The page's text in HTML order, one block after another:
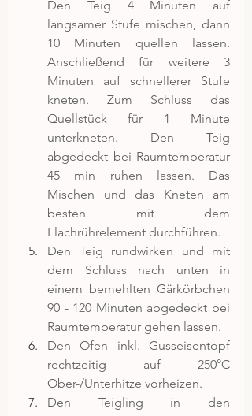
Den Teig 4 Minuten auf
langsamer Stufe mischen, dann
10 Minuten quellen lassen.
Anschließend für weitere 3
Minuten auf schnellerer Stufe
kneten. Zum Schluss das
Quellstück für 1 Minute
unterkneten. Den Teig
abgedeckt bei Raumtemperatur
45 min ruhen lassen. Das
Mischen und das Kneten am
besten mit dem
Flachrührelement durchführen.
Den Teig rundwirken und mit
dem Schluss nach unten in
einem bemehlten Gärkörbchen
90 - 120 Minuten abgedeckt bei
Raumtemperatur gehen lassen.
Den Ofen inkl. Gusseisentopf
rechtzeitig auf 250°C
Ober-/Unterhitze vorheizen.
Den Teigling in den